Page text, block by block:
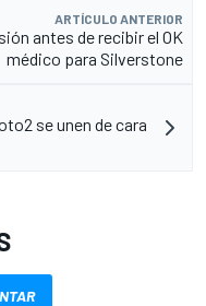
ARTÍCULO ANTERIOR
antes de recibir el OK
médico para Silverstone
se unen de cara